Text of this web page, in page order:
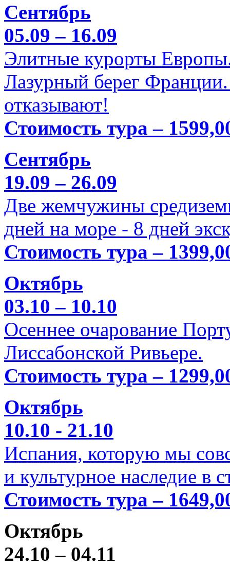
Сентябрь
05.09 – 16.09
Элитные курорты
Лазурный берег
отказывают!
Стоимость тура –
Сентябрь
19.09 – 26.09
Две жемчужины
дней на море - 8 дней
Стоимость тура –
Октябрь
03.10 – 10.10
Осеннее очарование
Лиссабонской Ривьере.
Стоимость тура –
Октябрь
10.10 - 21.10
Испания, которую мы
и культурное наследие в
Стоимость тура –
Октябрь
24.10 – 04.11